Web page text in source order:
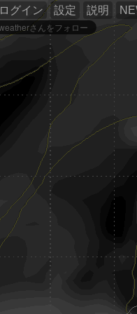
説明
ログイン 設定